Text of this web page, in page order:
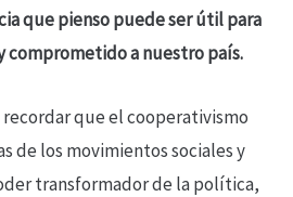
que pienso puede ser útil para
comprometido a nuestro país.
que el cooperativismo
de los movimientos sociales y
transformador de la política,